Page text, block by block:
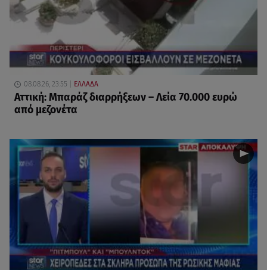
08.08.26, 23:55 ΕΛΛΑΔΑ
Αττική: Μπαράζ διαρρήξεων – Λεία 70.000 ευρώ
από μεζονέτα